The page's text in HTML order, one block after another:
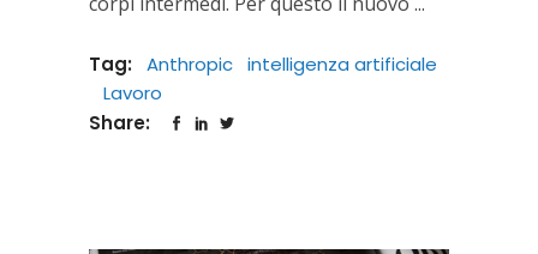
Tag: Anthropic intelligenza artificiale
Lavoro
Share: